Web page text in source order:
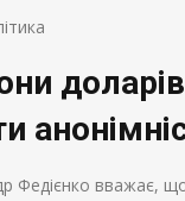
Федієнко вважає,